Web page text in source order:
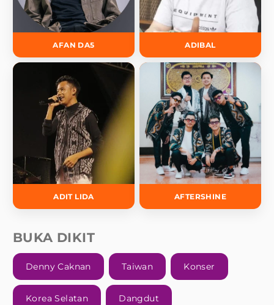
AFAN DA5 ADIBAL
ADIT LIDA AFTERSHINE
BUKA DIKIT
Denny Caknan Taiwan Konser
Korea Selatan Dangdut